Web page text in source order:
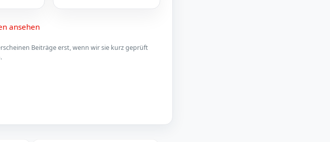
ansehen
Beiträge erst, wenn wir sie kurz geprüft